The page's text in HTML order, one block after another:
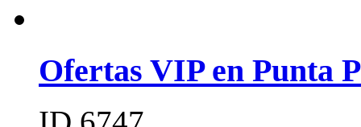
Ofertas VIP en Punta